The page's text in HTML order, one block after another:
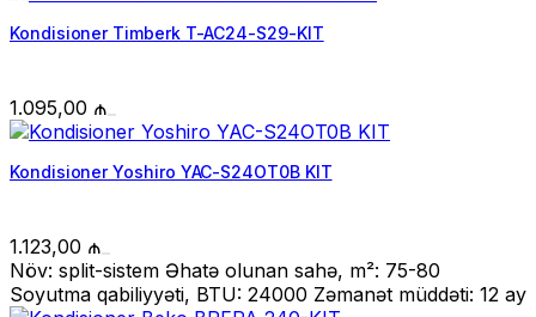
Kondisioner Timberk T-AC24-S29-KIT
1.095,00 ₼
Kondisioner Yoshiro YAC-S24OT0B KIT
1.123,00 ₼
Növ: split-sistem Əhatə olunan sahə, m²: 75-80
Soyutma qabiliyyəti, BTU: 24000 Zəmanət müddəti: 12 ay